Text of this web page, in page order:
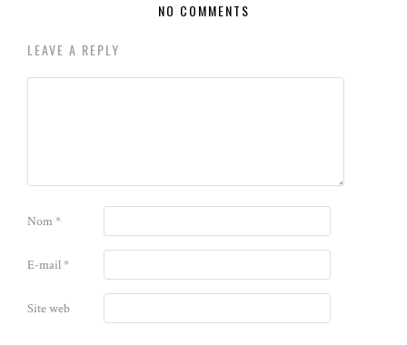
NO COMMENTS
LEAVE A REPLY
Nom*
E-mail*
Site web